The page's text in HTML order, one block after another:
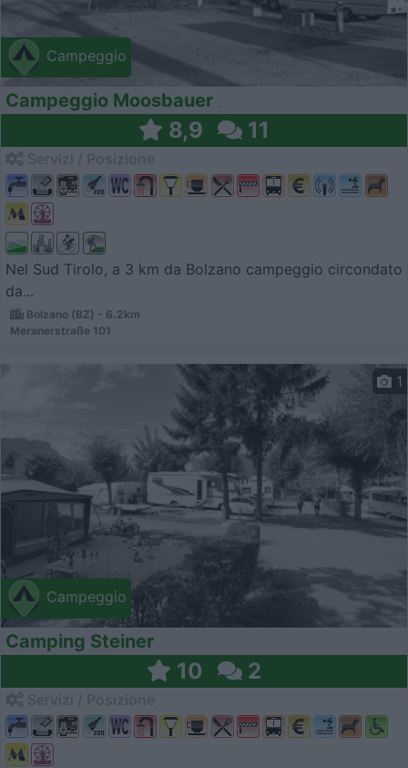
Campeggio
Campeggio Moosbauer
8,9 11
Nel Sud Tirolo, a 3 km da Bolzano campeggio circondato
da...
Bolzano (BZ) - 6.2km
Meranerstraße 101
Campeggio
1
Camping Steiner
10 2